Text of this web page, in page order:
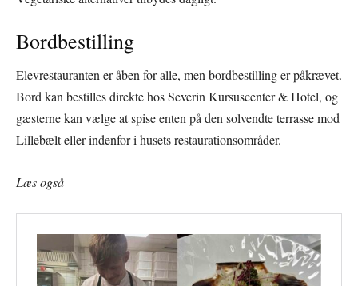
Bordbestilling
Elevrestauranten er åben for alle, men bordbestilling er påkrævet.
Bord kan bestilles direkte hos Severin Kursuscenter & Hotel, og
gæsterne kan vælge at spise enten på den solvendte terrasse mod
Lillebælt eller indenfor i husets restaurationsområder.
Læs også